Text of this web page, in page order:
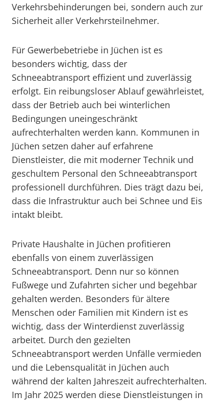
Verkehrsbehinderungen bei, sondern auch zur
Sicherheit aller Verkehrsteilnehmer.
Für Gewerbebetriebe in Jüchen ist es
besonders wichtig, dass der
Schneeabtransport effizient und zuverlässig
erfolgt. Ein reibungsloser Ablauf gewährleistet,
dass der Betrieb auch bei winterlichen
Bedingungen uneingeschränkt
aufrechterhalten werden kann. Kommunen in
Jüchen setzen daher auf erfahrene
Dienstleister, die mit moderner Technik und
geschultem Personal den Schneeabtransport
professionell durchführen. Dies trägt dazu bei,
dass die Infrastruktur auch bei Schnee und Eis
intakt bleibt.
Private Haushalte in Jüchen profitieren
ebenfalls von einem zuverlässigen
Schneeabtransport. Denn nur so können
Fußwege und Zufahrten sicher und begehbar
gehalten werden. Besonders für ältere
Menschen oder Familien mit Kindern ist es
wichtig, dass der Winterdienst zuverlässig
arbeitet. Durch den gezielten
Schneeabtransport werden Unfälle vermieden
und die Lebensqualität in Jüchen auch
während der kalten Jahreszeit aufrechterhalten.
Im Jahr 2025 werden diese Dienstleistungen in